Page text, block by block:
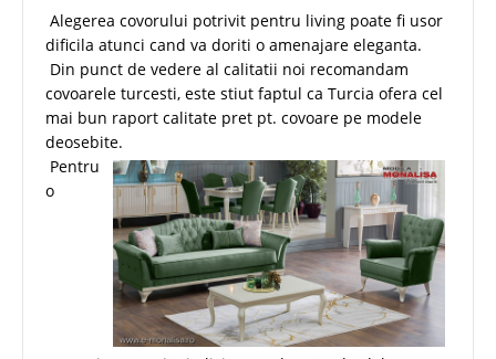
Alegerea covorului potrivit pentru living poate fi usor
dificila atunci cand va doriti o amenajare eleganta.
Din punct de vedere al calitatii noi recomandam
covoarele turcesti, este stiut faptul ca Turcia ofera cel
mai bun raport calitate pret pt. covoare pe modele
deosebite.
Pentru
o